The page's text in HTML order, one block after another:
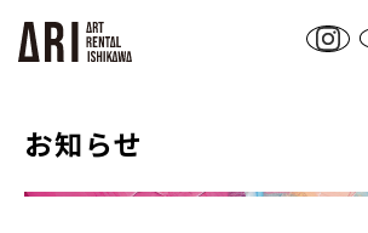
お知らせ